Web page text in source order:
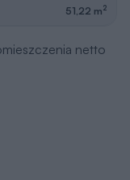
51,22 m2
netto